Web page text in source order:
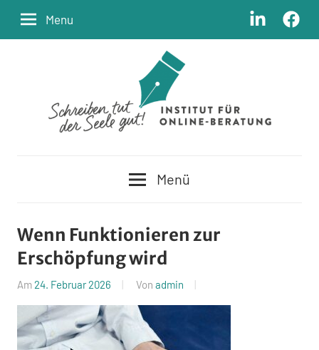
Zum
Inhalt
LinkedIn
Menu
Online-
Beratung
Menü
Wenn Funktionieren zur
Erschöpfung wird
Am 24. Februar 2026 Von admin